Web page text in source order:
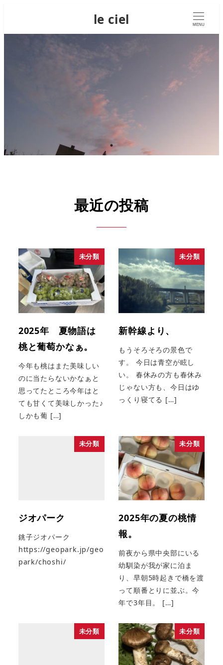
le ciel MENU
最近の投稿
未分類
2025年 夏物語は
桃と葡萄かなぁ。
今年も桃はまた美味しい
のに当たらないかなぁと
思ってたところ今年はと
ても甘くて美味しかった♪
しかも葡 […]
未分類
新幹線より、
もうそろそろの景色で
す。 今日は青空が眩し
い。 春休みの方も春休み
じゃない方も、今日はゆ
っくり寝てる […]
未分類
ジオパーク
銚子ジオパーク
https://geopark.jp/geo
park/choshi/
未分類
2025年の夏の桃情
報。
前夜から県中央部にいる
幼馴染が我が家に泊ま
り、早朝5時起きで橋を渡
って順番とりに並ぶ。今
年で3年目。 […]
未分類 未分類